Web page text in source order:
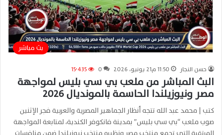
بث مباشر
حسن النجار 11:50 م21 يونيو، 2026 0 15٬435
البث المباشر من ملعب بي سي بليس لمواجهة
مصر ونيوزيلندا الحاسمة بالمونديال 2026
كتب | محمد عبد الله تتجه أنظار الجماهير المصرية والعربية فجر الإثنين
صوب ملعب “بي سي بليس” بمدينة فانكوفر الكندية، لمتابعة المواجهة